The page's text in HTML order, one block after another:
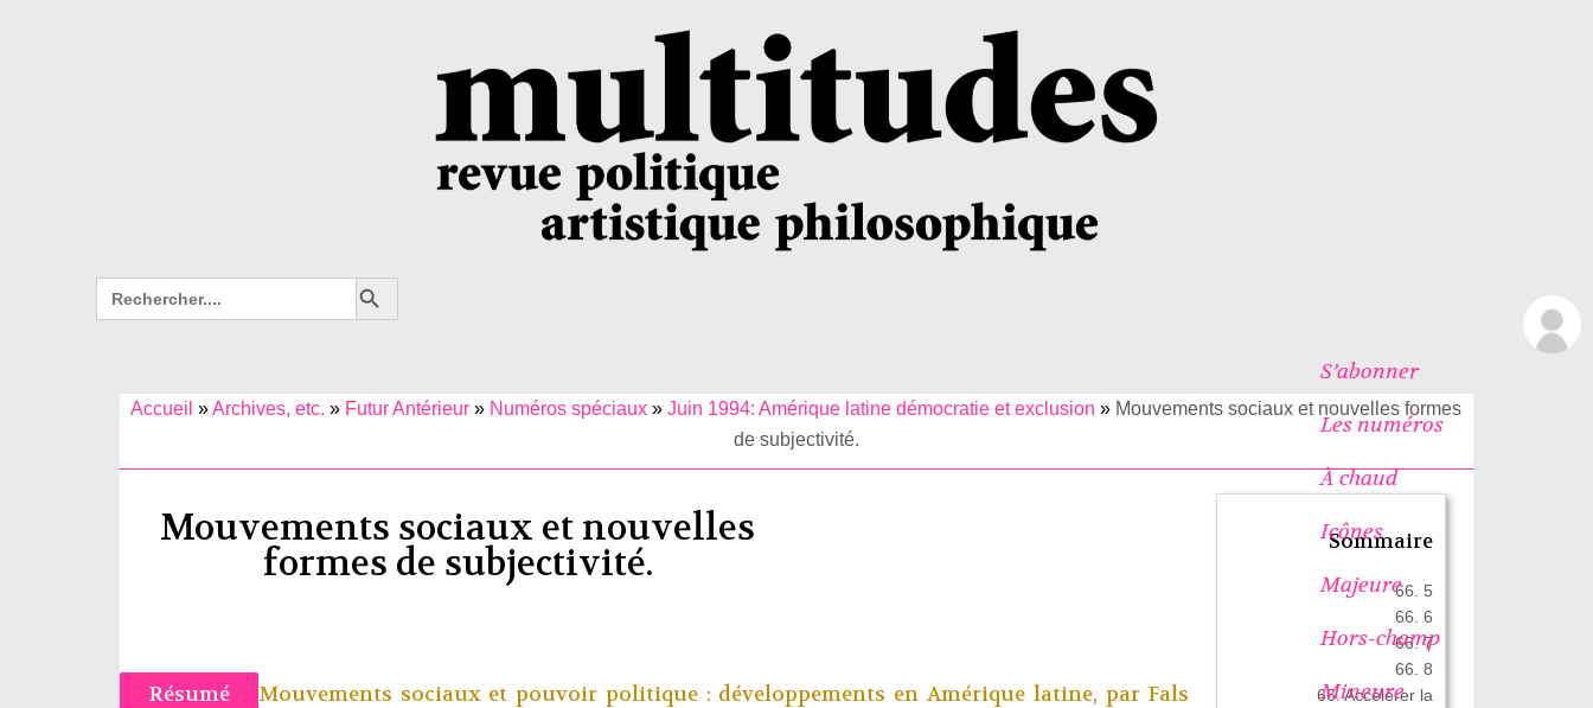
Search
for:
Search Button
S’abonner
Les numéros
À chaud
Icônes
Majeure
Hors-champ
Mineure
Accueil »Archives, etc. » Futur Antérieur » Numéros spéciaux »Juin 1994: Amérique latine démocratie et exclusion » Mouvements sociaux et nouvelles formes
de subjectivité.
Mouvements sociaux et nouvelles
formes de subjectivité. Sommaire
66. 5
66. 6
66. 7
66. 8
66. Accélérer la
Résumé Mouvements sociaux et pouvoir politique : développements en Amérique latine, par Fals